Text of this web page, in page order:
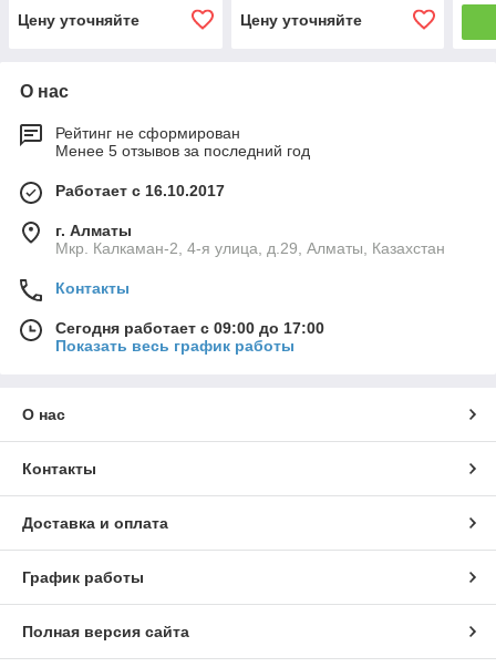
Цену уточняйте
Цену уточняйте
О нас
Рейтинг не сформирован
Менее 5 отзывов за последний год
Работает с 16.10.2017
г. Алматы
Мкр. Калкаман-2, 4-я улица, д.29, Алматы, Казахстан
Контакты
Сегодня работает с 09:00 до 17:00
Показать весь график работы
О нас
Контакты
Доставка и оплата
График работы
Полная версия сайта